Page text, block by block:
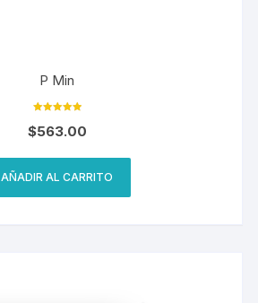
P Min
5.00
de 5
$563.00
AÑADIR AL CARRITO